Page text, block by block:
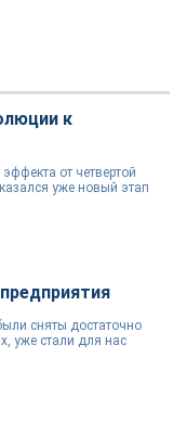
к
от четвертой
уже новый этап
сняты достаточно
уже стали для нас